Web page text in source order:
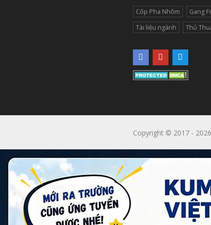
Cốp Pha Nhôm
Gang
Tài liệu ngành
Thủ
Copyright © 2017 -